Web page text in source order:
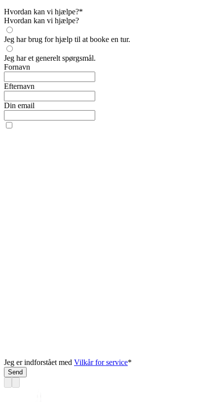
Hvordan kan vi hjælpe?*
Hvordan kan vi hjælpe?
Jeg har brug for hjælp til at booke en tur.
Jeg har et generelt spørgsmål.
Fornavn
Efternavn
Din email
Jeg er indforstået med Vilkår for service*
Send